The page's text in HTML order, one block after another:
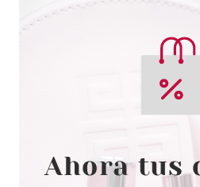
CATRICE